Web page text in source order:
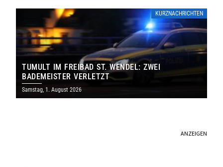
KURZNACHRICHTEN
TUMULT IM FREIBAD ST. WENDEL: ZWEI
BADEMEISTER VERLETZT
Samstag, 1. August 2026
ANZEIGEN